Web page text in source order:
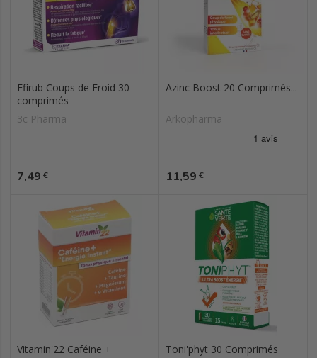
Efirub Coups de Froid 30
comprimés
3c Pharma
Prix
7,49 €
Azinc Boost 20 Comprimés...
Arkopharma
Prix
11,59 €
Vitamin'22 Caféine +
Toni'phyt 30 Comprimés